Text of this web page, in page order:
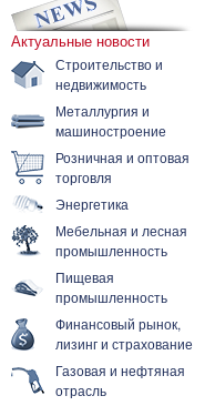
Актуальные новости
Строительство и
недвижимость
Металлургия и
машиностроение
Розничная и оптовая
торговля
Энергетика
Мебельная и лесная
промышленность
Пищевая
промышленность
Финансовый рынок,
лизинг и страхование
Газовая и нефтяная
отрасль